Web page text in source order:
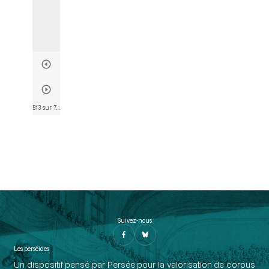
Suivez-nous
Les perséides
Un dispositif pensé par Persée pour la valorisation de corpus